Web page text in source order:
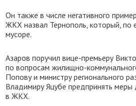
Он также в числе негативного
ЖКХ назвал Тернополь, который, по
мусоре.
Азаров поручил вице-премьеру
по вопросам жилищно-
Попову и министру регионального
Владимиру Яцубе предпринять меры
в ЖКХ.